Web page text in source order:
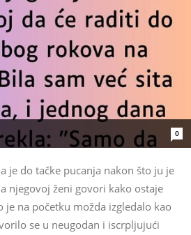
0
je do tačke pucanja nakon što ju je
njegovoj ženi govori kako ostaje
je na početku možda izgledalo kao
se u neugodan i iscrpljujući